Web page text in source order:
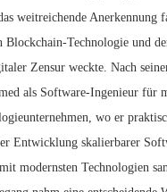
weitreichende Anerkennung
Blockchain-Technologie und
Zensur weckte. Nach
als Software-Ingenieur für
wo er
Entwicklung skalierbarer
modernsten Technologien